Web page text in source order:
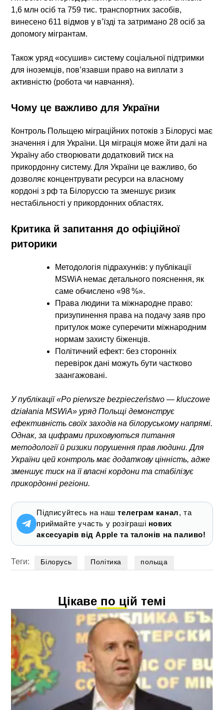
1,6 млн осіб та759 тис. транспортних засобів,
винесено 611 відмов у в’їзді та затримано 28 осіб за
допомогу мігрантам.
Також уряд «осушив» систему соціальної підтримки
для іноземців, пов’язавши право на виплати з
активністю (робота чи навчання).
Чому це важливо для України
Контроль Польщею міграційних потоків з Білорусі має
значення і для України. Ця міграція може йти далі на
Україну або створювати додатковий тиск на
прикордонну систему. Для України це важливо, бо
дозволяє концентрувати ресурси на власному
кордоні з рф та Білоруссю та зменшує ризик
нестабільності у прикордонних областях.
Критика й запитання до офіційної
риторики
Методологія підрахунків: у публікації
MSWiA немає детального пояснення, як
саме обчислено «98 %».
Права людини та міжнародне право:
призупинення права на подачу заяв про
притулок може суперечити міжнародним
нормам захисту біженців.
Політичний ефект: без сторонніх
перевірок дані можуть бути частково
заангажовані.
У публікації «Po pierwsze bezpieczeństwo — kluczowe
działania MSWiA» уряд Польщі демонструє
ефективність своїх заходів на білоруському напрямі.
Однак, за цифрами приховуються питання
методології й ризики порушення прав людини. Для
України цей контроль має додаткову цінність, адже
зменшує тиск на її власні кордони та стабілізує
прикордонні регіони.
Підписуйтесь на наштелеграм канал, та
приймайте участь у розіграші нових
аксесуарів від Apple та талонів на паливо!
Теги: Білорусь Політика польща
Цікаве по цій темі